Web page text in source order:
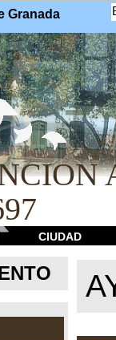
Granada
CIUDAD